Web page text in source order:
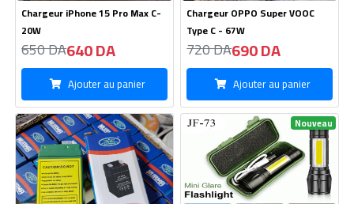
Chargeur iPhone 15 Pro Max C-
20W
650 DA640 DA
Ajouter au panier
Chargeur OPPO Super VOOC
Type C - 67W
720 DA690 DA
Ajouter au panier
Nouveau